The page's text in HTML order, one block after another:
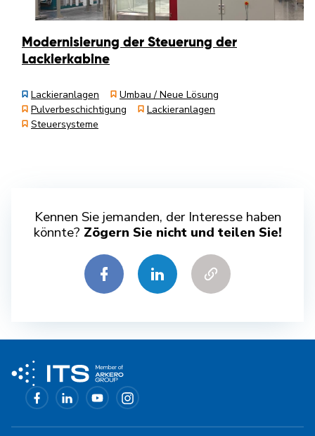
Modernisierung der Steuerung der
Lackierkabine
Lackieranlagen
Umbau / Neue Lösung
Pulverbeschichtigung
Lackieranlagen
Steuersysteme
Kennen Sie jemanden, der Interesse haben
könnte? Zögern Sie nicht und teilen Sie!